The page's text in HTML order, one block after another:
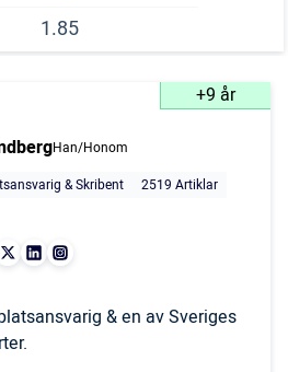
1.85
+9 år
Han/Honom
& Skribent
2519 Artiklar
& en av Sveriges